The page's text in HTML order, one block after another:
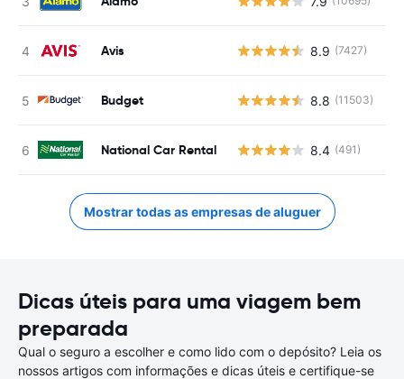
Avis 8.9 (7427)
Budget 8.8 (11503)
National Car Rental 8.4 (491)
Mostrar todas as empresas de aluguer
Dicas úteis para uma viagem bem
preparada
Qual o seguro a escolher e como lido com o depósito? Leia os
nossos artigos com informações e dicas úteis e certifique-se